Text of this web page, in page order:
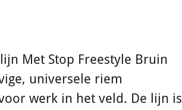
Met Stop Freestyle Bruin
universele riem
werk in het veld. De lijn is